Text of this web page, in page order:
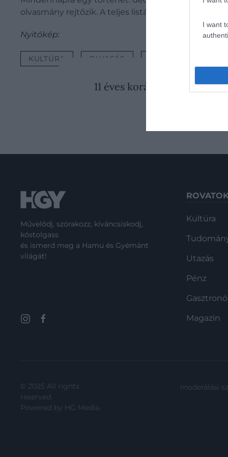
I want
olvasmány rejtőzik. A teljes listát
Nyitókép:
KULTÚRA OLVASÁS
11 éves korára két kisfiút
Művelődj, szórakozz, kíváncsiskodj,
kóstolgass
és ismerd meg a Hamu és Gyémánt
világát!
Kultúra
Utazás
Pénz
Magazin
© 2025 All rights
reserved.
Powered by HG Media.
moderálási